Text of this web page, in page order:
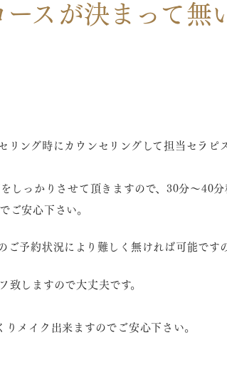
スが決まって無
ング時にカウンセリングして担当セラピ
っかりさせて頂きますので、30分〜40分
安心下さい。
ご予約状況により難しく無ければ可能で
しますので大丈夫です。
メイク出来ますのでご安心下さい。